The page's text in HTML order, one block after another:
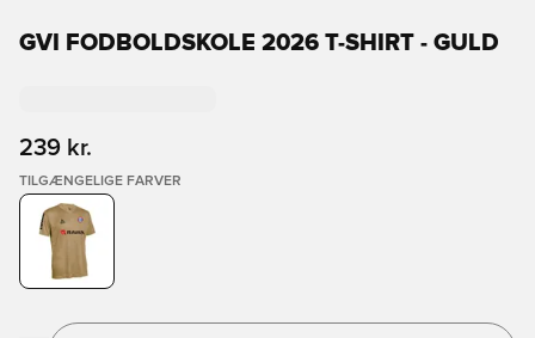
GVI FODBOLDSKOLE 2026 T-SHIRT - GULD
239 kr.
TILGÆNGELIGE FARVER